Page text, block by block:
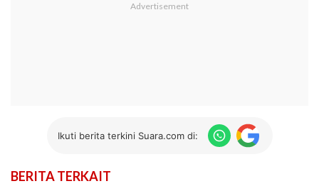
Ikuti berita terkini Suara.com di:
BERITA TERKAIT